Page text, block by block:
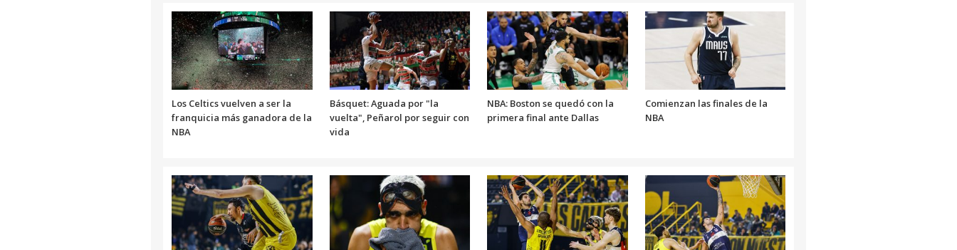
Los Celtics vuelven a ser la
franquicia más ganadora de la
NBA
Básquet: Aguada por "la
vuelta", Peñarol por seguir con
vida
NBA: Boston se quedó con la
primera final ante Dallas
Comienzan las finales de la
NBA